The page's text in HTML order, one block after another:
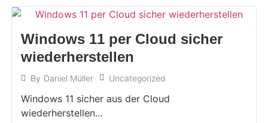
Windows 11 per Cloud sicher
wiederherstellen
By Daniel Müller Uncategorized
Windows 11 sicher aus der Cloud
wiederherstellen...